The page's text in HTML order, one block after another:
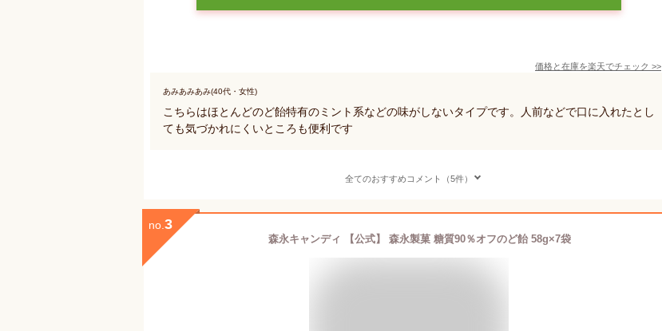
価格と在庫を楽天でチェック >>
あみあみあみ(40代・女性)
こちらはほとんどのど飴特有のミント系などの味がしないタイプです。人前などで口に入れたとし
ても気づかれにくいところも便利です
全てのおすすめコメント（5件）
no. 3
森永キャンディ 【公式】 森永製菓 糖質90％オフのど飴 58g×7袋